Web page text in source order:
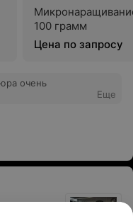
100 грамм
Цена по запросу
очень
Еще